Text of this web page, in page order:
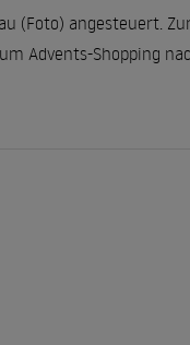
(Foto) angesteuert.
Advents-Shopping